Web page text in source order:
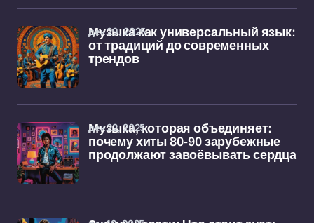
Музыка как универсальный язык:
от традиций до современных
трендов
дек 29, 2025
Музыка, которая объединяет:
почему хиты 80-90 зарубежные
продолжают завоёвывать сердца
дек 22, 2025